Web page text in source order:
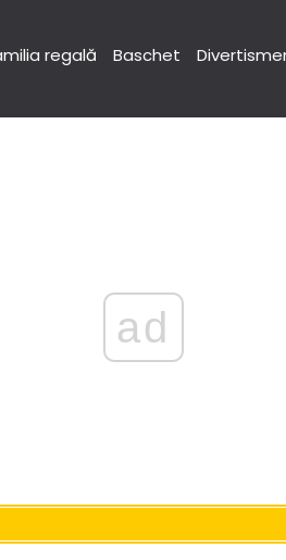
regală Baschet
ad